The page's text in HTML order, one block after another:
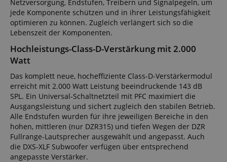
Netzversorgung, Endstufen, Treibern und Signalpegeln, um
jede Komponente schützen und in ihrer Leistungsfähigkeit
optimieren zu können. Zugleich verlängert sich so die
Lebenszeit der Komponenten.
Hochleistungs-Class-D-Verstärkung mit 2.000
Watt
Das komplett neue, hocheffiziente Class-D-Verstärkermodul
erreicht mit 2.000 Watt Leistung beeindruckende 143 dB
SPL. Ein Universal-Schaltnetzteil mit PFC maximiert die
Ausgangsleistung und sichert zugleich den stabilen Betrieb.
Alle Endstufen wurden für ihre jeweiligen Bereiche in den
hohen, mittleren (nur DZR315) und tiefen Wegen der DZR
Fullrange-Lautsprecher ausgewählt und angepasst. Auch
die DXS-XLF Subwoofer verfügen über entsprechend
angepasste Verstärker.